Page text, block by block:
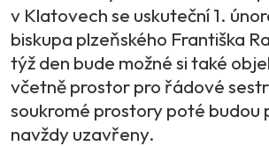
v Klatovech se uskuteční 1.
biskupa plzeňského Františka
týž den bude možné si také
včetně prostor pro řádové
soukromé prostory poté budou
navždy uzavřeny.